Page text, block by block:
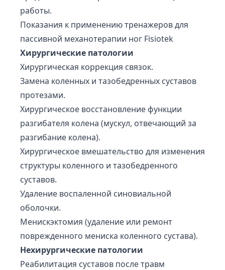
работы.
Показания к применению тренажеров для
пассивной механотерапии ног Fisiotek
Хирургические патологии
Хирургическая коррекция связок.
Замена коленных и тазобедренных суставов
протезами.
Хирургическое восстановление функции
разгибателя колена (мускул, отвечающий за
разгибание колена).
Хирургическое вмешательство для изменения
структуры коленного и тазобедренного
суставов.
Удаление воспаленной синовиальной
оболочки.
Менискэктомия (удаление или ремонт
поврежденного мениска коленного сустава).
Нехирургические патологии
Реабилитация суставов после травм